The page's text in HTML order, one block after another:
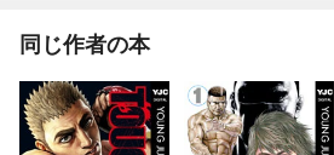
同じ作者の本